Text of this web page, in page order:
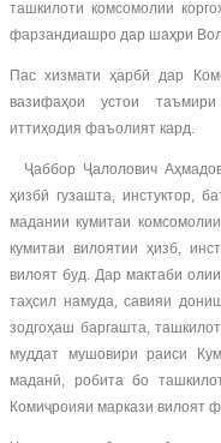
ташкилоти комсомолии
фарзандиашро дар шаҳри
Пас хизмати ҳарбӣ дар
вазифаҳои устои
иттиҳодия фаъолият кард.
Ҷаббор Ҷалолович
ҳизбӣ гузашта, инстуктор,
мадании кумитаи
кумитаи вилоятии ҳизб,
вилоят буд. Дар мактаби
таҳсил намуда, савияи
зодгоҳаш баргашта,
муддат мушовири раиси
маданӣ, робита бо
Комиҷроияи маркази вилоят